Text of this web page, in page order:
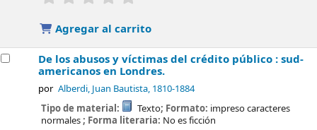
Agregar al carrito
De los abusos y víctimas del crédito público : sud-
americanos en Londres.
por Alberdi, Juan Bautista, 1810-1884
Tipo de material: Texto; Formato: impreso caracteres
normales; Forma literaria: No es ficción